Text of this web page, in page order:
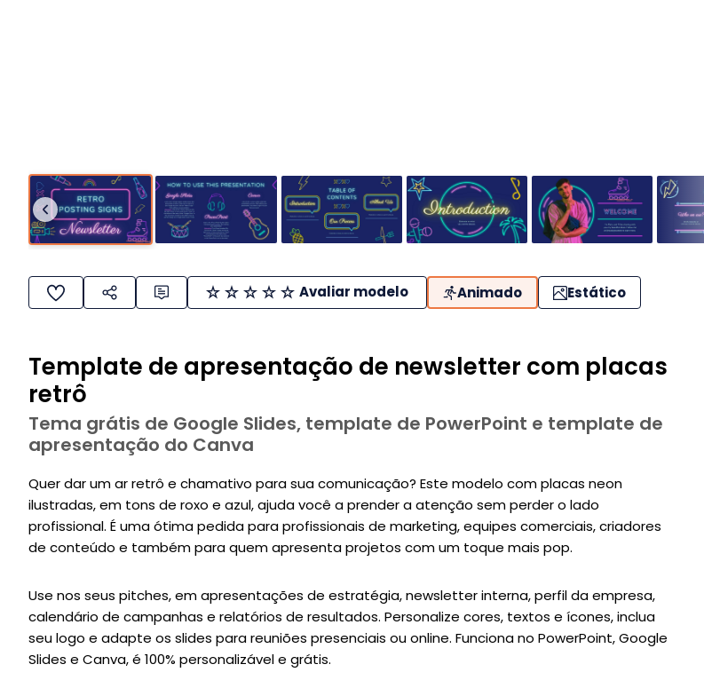
Avaliar modelo Animado Estático
Template de apresentação de newsletter com placas
retrô
Tema grátis de Google Slides, template de PowerPoint e template de
apresentação do Canva
Quer dar um ar retrô e chamativo para sua comunicação? Este modelo com placas neon
ilustradas, em tons de roxo e azul, ajuda você a prender a atenção sem perder o lado
profissional. É uma ótima pedida para profissionais de marketing, equipes comerciais, criadores
de conteúdo e também para quem apresenta projetos com um toque mais pop.
Use nos seus pitches, em apresentações de estratégia, newsletter interna, perfil da empresa,
calendário de campanhas e relatórios de resultados. Personalize cores, textos e ícones, inclua
seu logo e adapte os slides para reuniões presenciais ou online. Funciona no PowerPoint, Google
Slides e Canva, é 100% personalizável e grátis.